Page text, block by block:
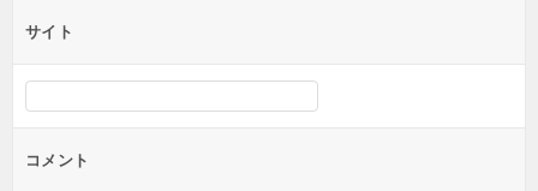
サイト
コメント